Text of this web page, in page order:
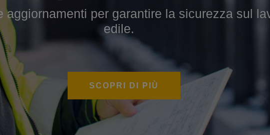
per garantire la sicurezza sul
edile.
SCOPRI DI PIÙ
per sviluppare competenze specialistiche nel
SCOPRI DI PIÙ